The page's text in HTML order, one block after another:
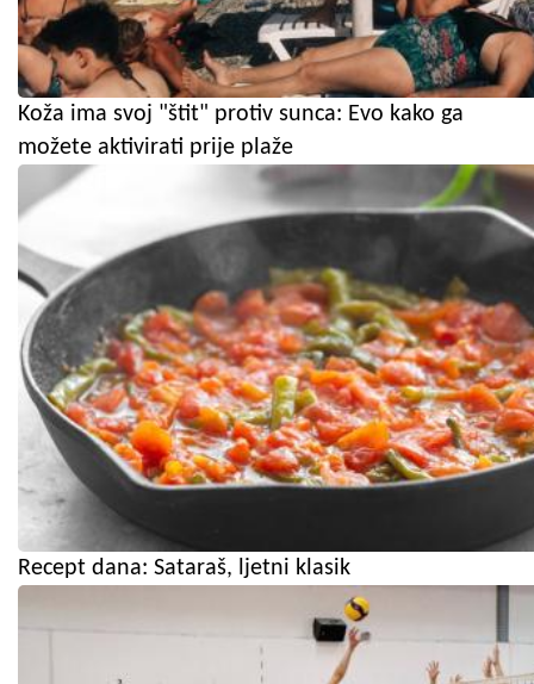
Koža ima svoj "štit" protiv sunca: Evo kako ga
možete aktivirati prije plaže
Recept dana: Sataraš, ljetni klasik